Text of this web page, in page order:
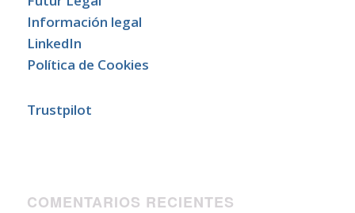
Información legal
LinkedIn
Política de Cookies
Trustpilot
COMENTARIOS RECIENTES